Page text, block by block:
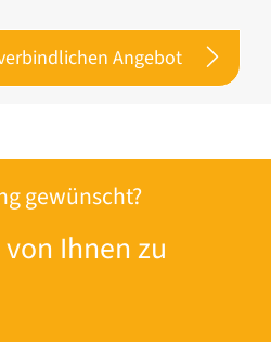
Angebot
gewünscht?
Ihnen zu